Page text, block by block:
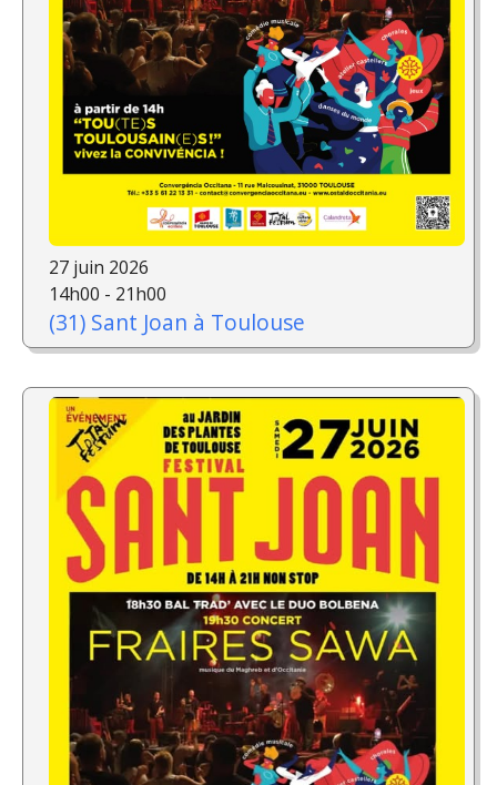
27 juin 2026
14h00 - 21h00
(31) Sant Joan à Toulouse